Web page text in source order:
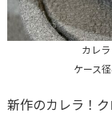
カレ
ケース
新作のカレラ！